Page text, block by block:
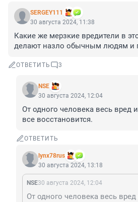
SERGEY111
30 августа 2024, 11:38
Какие же мерзкие вредители в
делают назло обычным людям и
ОТВЕТИТЬ 3
NSE
30 августа 2024, 12:04
От одного человека весь вред
все восстановится.
ОТВЕТИТЬ
lynx78rus
30 августа 2024, 13:18
NSE30 августа 2024, 12:04